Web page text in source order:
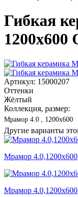
Гибкая
Артикул: 15000207
Оттенки
Жёлтый
Коллекция, размер:
Мрамор 4.0 , 1200x600
Другие варианты
Мрамор 4.0,1200x600
Мрамор 4.0,1200x600